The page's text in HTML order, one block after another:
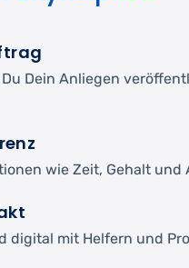
Dein Anliegen
wie Zeit, Gehalt und
digital mit Helfern und